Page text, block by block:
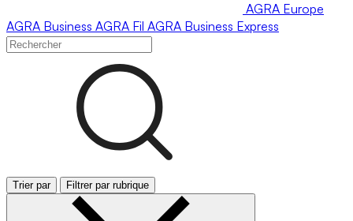
AGRA Europe
AGRA Business AGRA Fil AGRA Business Express
Trier par Filtrer par rubrique